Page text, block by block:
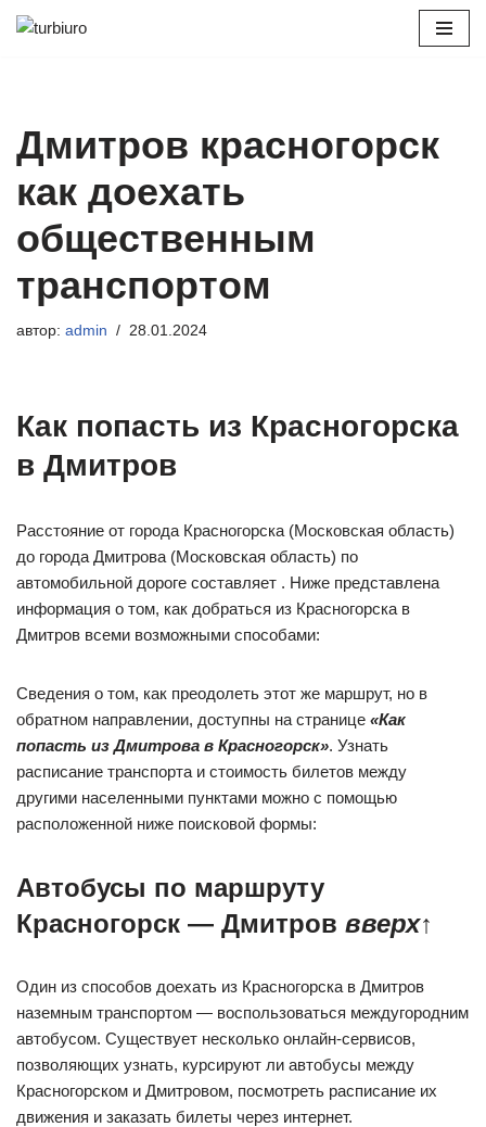
Дмитров красногорск
как доехать
общественным
транспортом
автор: admin 28.01.2024
Как попасть из Красногорска
в Дмитров
Расстояние от города Красногорска (Московская область)
до города Дмитрова (Московская область) по
автомобильной дороге составляет . Ниже представлена
информация о том, как добраться из Красногорска в
Дмитров всеми возможными способами:
Сведения о том, как преодолеть этот же маршрут, но в
обратном направлении, доступны на странице «Как
попасть из Дмитрова в Красногорск». Узнать
расписание транспорта и стоимость билетов между
другими населенными пунктами можно с помощью
расположенной ниже поисковой формы:
Автобусы по маршруту
Красногорск — Дмитров вверх↑
Один из способов доехать из Красногорска в Дмитров
наземным транспортом — воспользоваться междугородним
автобусом. Существует несколько онлайн-сервисов,
позволяющих узнать, курсируют ли автобусы между
Красногорском и Дмитровом, посмотреть расписание их
движения и заказать билеты через интернет.